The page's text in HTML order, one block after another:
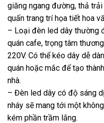
giăng ngang đường, thả
quấn trang trí họa tiết hoa
– Loại đèn led dây thường
quán cafe, trọng tâm
220V. Có thể kéo dây dễ
quán hoặc mắc để tạo
nhà.
– Đèn led dây có độ sáng
nháy sẽ mang tới một
kém phần trầm lắng.